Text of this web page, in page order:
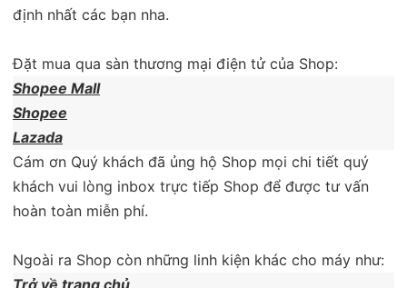
định nhất các bạn nha.
Đặt mua qua sàn thương mại điện tử của Shop:
Shopee Mall
Shopee
Lazada
Cám ơn Quý khách đã ủng hộ Shop mọi chi tiết quý
khách vui lòng inbox trực tiếp Shop để được tư vấn
hoàn toàn miễn phí.
Ngoài ra Shop còn những linh kiện khác cho máy như:
Trở về trang chủ